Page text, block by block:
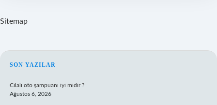
Sitemap
SIDEBAR
SON YAZILAR
Cilalı oto şampuanı iyi midir ?
Ağustos 6, 2026